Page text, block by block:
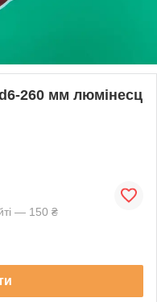
260 мм люмінесц
— 150 ₴